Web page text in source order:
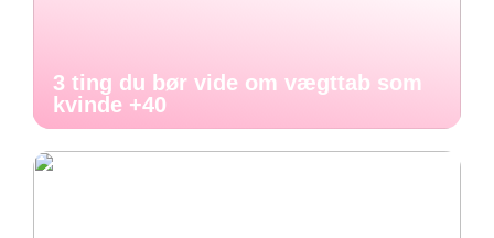
3 ting du bør vide om vægttab som
kvinde +40